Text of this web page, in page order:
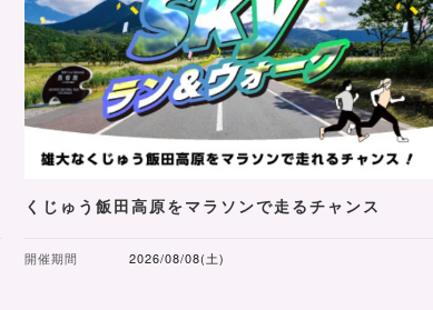
くじゅう飯田高原をマラソンで走るチャンス
開催期間 2026/08/08(土)